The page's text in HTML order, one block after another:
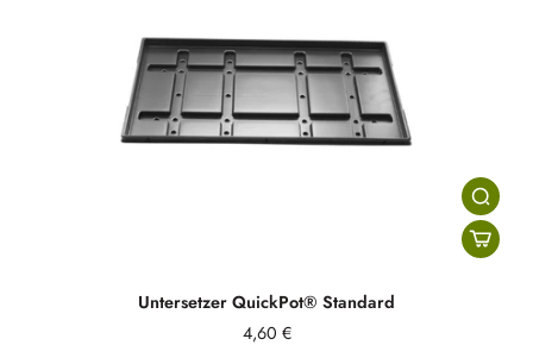
Untersetzer QuickPot® Standard
4,60 €